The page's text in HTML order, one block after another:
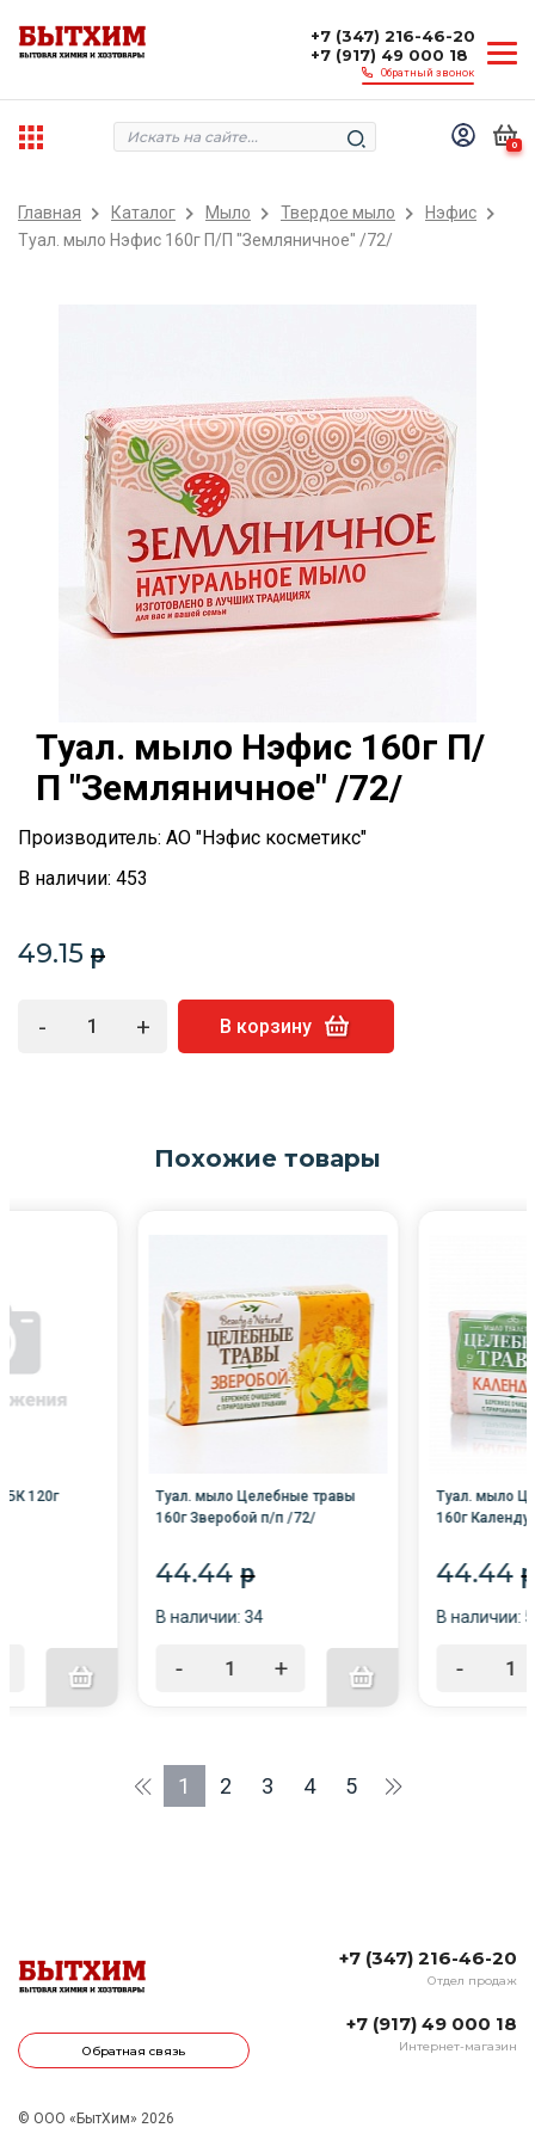
+7 (347) 216-46-20
+7 (917) 49 000 18
Обратный звонок
0
Главная Каталог Мыло Твердое мыло
Нэфис
Туал. мыло Нэфис 160г П/П "Земляничное" /72/
Туал. мыло Нэфис 160г П/
П "Земляничное" /72/
Производитель: АО "Нэфис косметикс"
В наличии: 453
49.15 p
- + В корзину
Похожие товары
120г
Туал. мыло Целебные травы
160г Зверобой п/п /72/
44.44 p
В наличии: 34
- +
Туал. мыло
160г
44.44 p
В наличии:
-
1 2 3 4 5
Обратная связь
+7 (347) 216-46-20
Отдел продаж
+7 (917) 49 000 18
Интернет-магазин
© ООО «БытХим» 2026